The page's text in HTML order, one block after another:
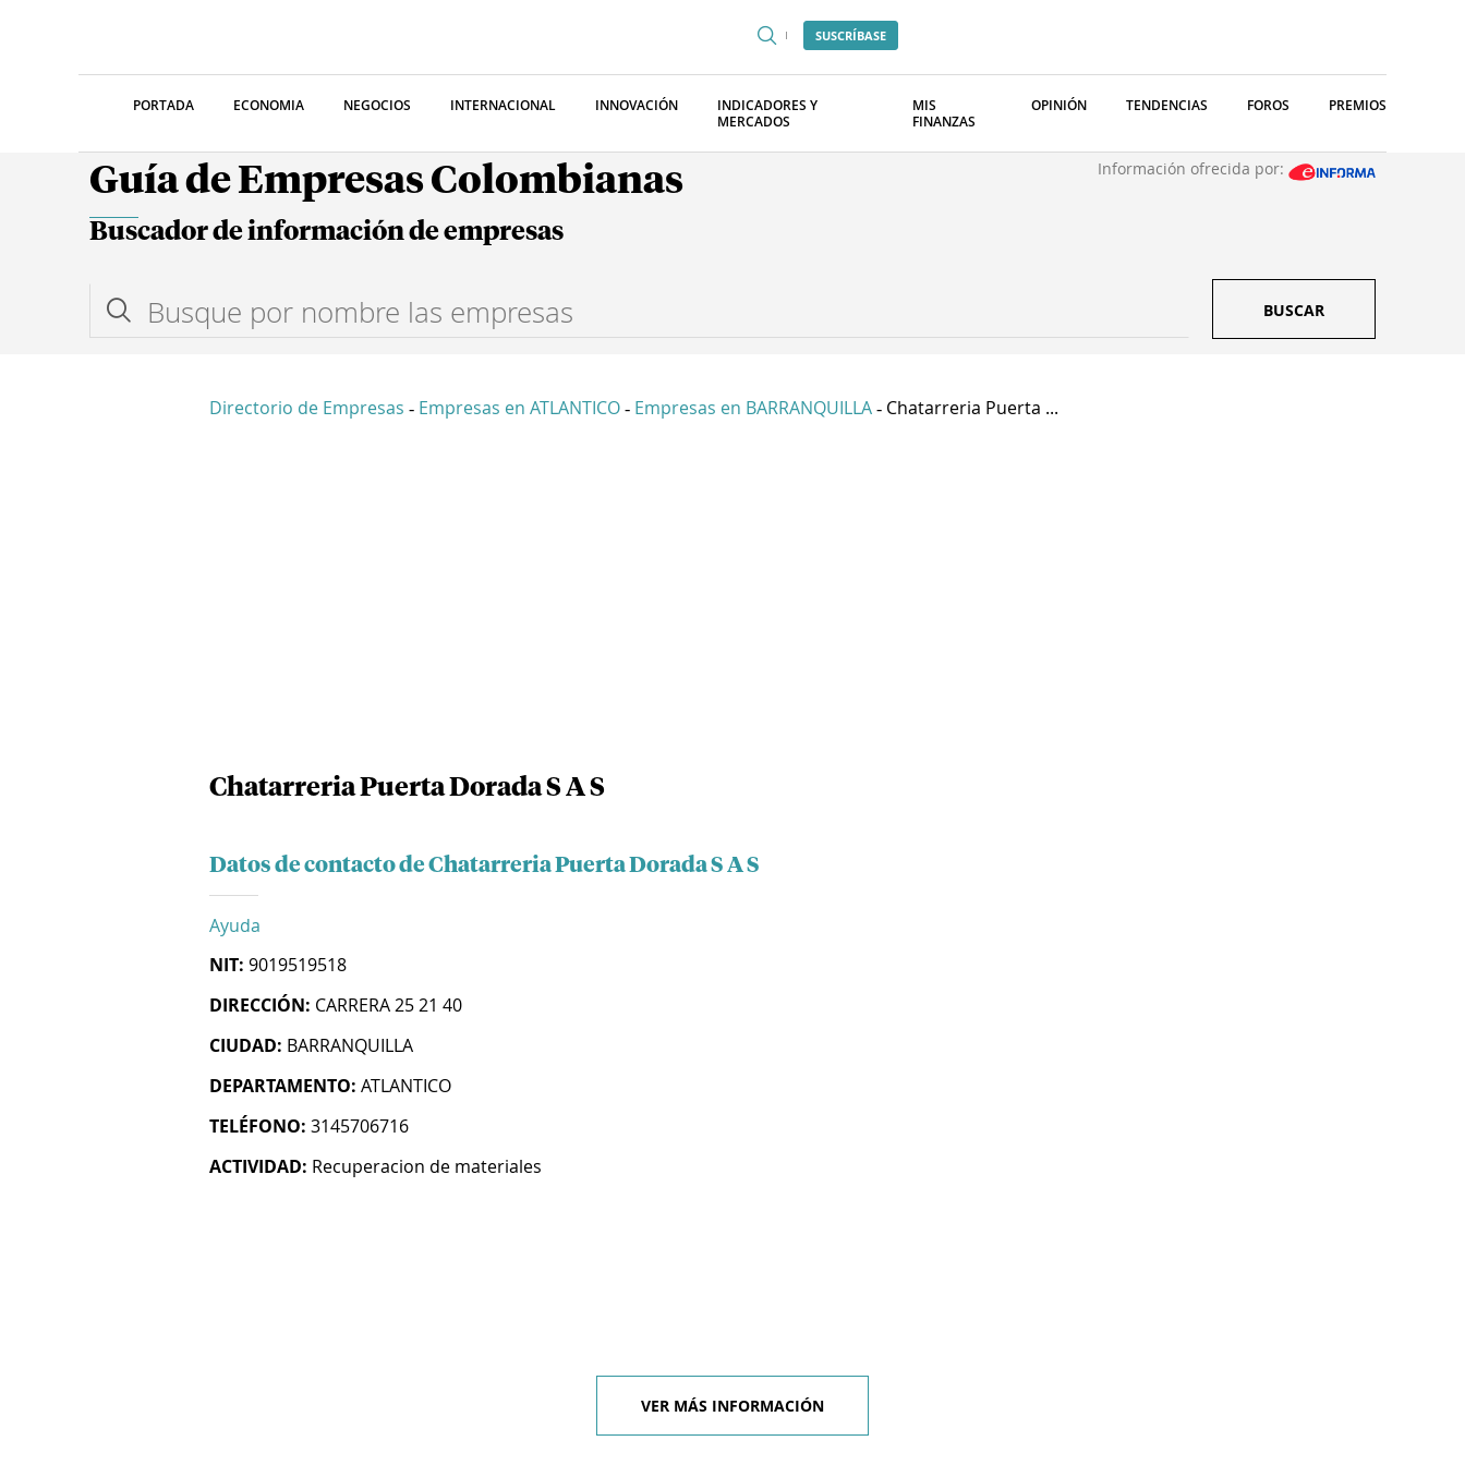
SUSCRÍBASE
PORTADA ECONOMIA NEGOCIOS INTERNACIONAL INNOVACIÓN
INDICADORES Y
MERCADOS
MIS
FINANZAS
OPINIÓN TENDENCIAS FOROS PREMIOS
Guía de Empresas Colombianas Información ofrecida por:
Buscador de información de empresas
BUSCAR
Directorio de Empresas - Empresas en ATLANTICO - Empresas en BARRANQUILLA - Chatarreria Puerta ...
Chatarreria Puerta Dorada S A S
Datos de contacto de Chatarreria Puerta Dorada S A S
Ayuda
NIT: 9019519518
DIRECCIÓN: CARRERA 25 21 40
CIUDAD: BARRANQUILLA
DEPARTAMENTO: ATLANTICO
TELÉFONO: 3145706716
ACTIVIDAD: Recuperacion de materiales
VER MÁS INFORMACIÓN